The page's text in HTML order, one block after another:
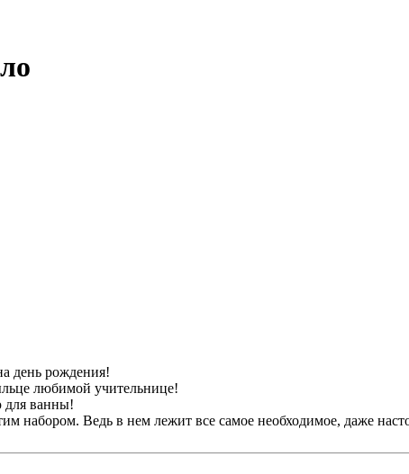
день рождения!
любимой учительнице!
для ванны!
набором. Ведь в нем лежит все самое необходимое, даже